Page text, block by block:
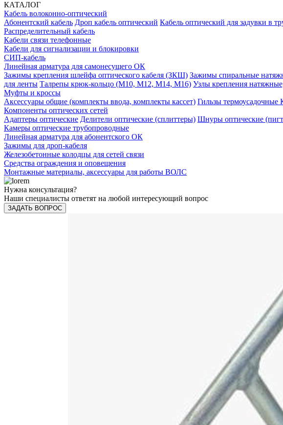
КАТАЛОГ
Кабель волоконно-оптический
Абонентский кабель Дроп кабель оптический Кабель оптический для задувки в
Распределительный кабель
Кабели связи телефонные
Кабели для сигнализации и блокировки
СИП-кабель
Линейная арматура для самонесущего ОК
Зажимы крепления шлейфа оптического кабеля (ЗКШ) Зажимы спиральные
для ленты Талрепы крюк-кольцо (М10, М12, М14, М16) Узлы крепления
Муфты и кроссы
Аксессуары общие (комплекты ввода, комплекты кассет) Гильзы термоусадочные
Компоненты оптических сетей
Адаптеры оптические Делители оптические (сплиттеры) Шнуры оптические
Камеры оптические трубопроводные
Линейная арматура для абонентского ОК
Зажимы для дроп-кабеля
Железобетонные колодцы для сетей связи
Средства ограждения и оповещения
Монтажные материалы, аксессуары для работы ВОЛС
Нужна консультация?
Наши специалисты ответят на любой интересующий вопрос
ЗАДАТЬ ВОПРОС